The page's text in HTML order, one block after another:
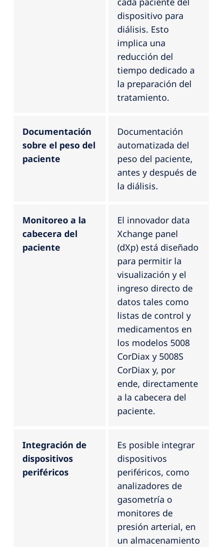
dispositivo para
diálisis. Esto
implica una
reducción del
tiempo dedicado a
la preparación del
tratamiento.
Documentación
sobre el peso del
paciente
Documentación
automatizada del
peso del paciente,
antes y después de
la diálisis.
Monitoreo a la
cabecera del
paciente
El innovador data
Xchange panel
(dXp) está diseñado
para permitir la
visualización y el
ingreso directo de
datos tales como
listas de control y
medicamentos en
los modelos 5008
CorDiax y 5008S
CorDiax y, por
ende, directamente
a la cabecera del
paciente.
Integración de
dispositivos
periféricos
Es posible integrar
dispositivos
periféricos, como
analizadores de
gasometría o
monitores de
presión arterial, en
un almacenamiento